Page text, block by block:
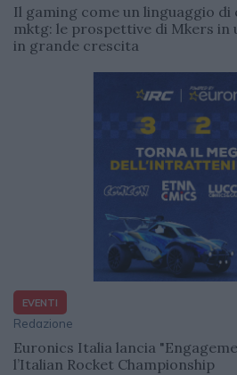
Il gaming come un linguaggio di
mktg: le prospettive di Mkers in
in grande crescita
EVENTI
Redazione
Euronics Italia lancia
l’Italian Rocket Championship